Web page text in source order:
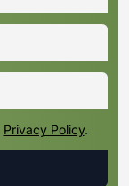
Privacy Policy.